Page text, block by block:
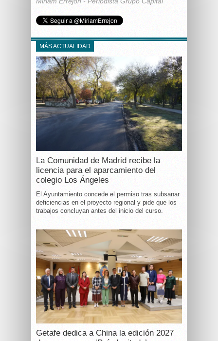
MÁS ACTUALIDAD
La Comunidad de Madrid recibe la
licencia para el aparcamiento del
colegio Los Ángeles
El Ayuntamiento concede el permiso tras subsanar
deficiencias en el proyecto regional y pide que los
trabajos concluyan antes del inicio del curso.
Getafe dedica a China la edición 2027